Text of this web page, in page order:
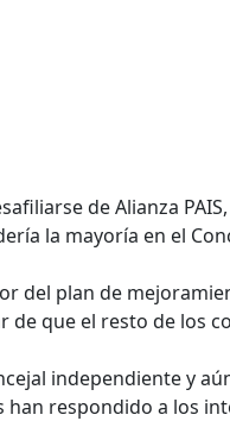
de Alianza
la mayoría en el
del plan de
que el resto de los
independiente y
han respondido a los